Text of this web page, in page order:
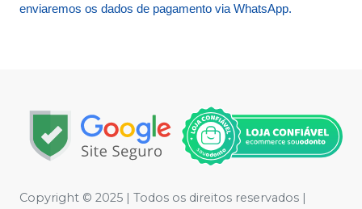
enviaremos os dados de pagamento via WhatsApp.
Copyright © 2025 | Todos os direitos reservados |